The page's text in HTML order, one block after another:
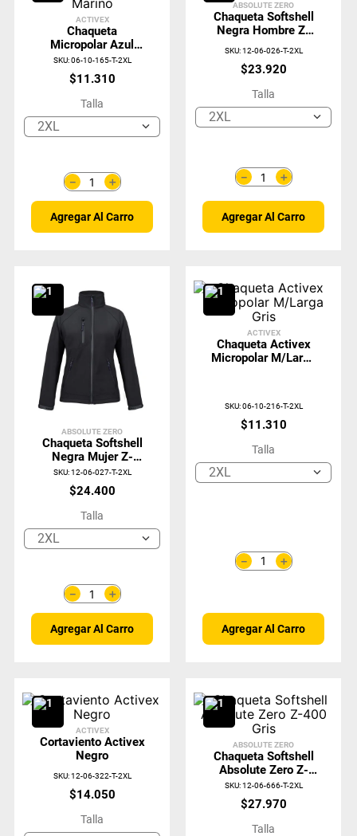
ACTIVEX
Chaqueta
Micropolar Azul
Marino
SKU:06-10-165-T-2XL
$11 .310
Talla
2XL
＋
－
Agregar Al Carro
ABSOLUTE ZERO
Chaqueta Softshell
Negra Hombre Z-
SKU:12-06-026-T-2XL
$23.920
Talla
2XL
＋
－
Agregar Al Carro
ABSOLUTE ZERO
Chaqueta Softshell
Negra Mujer Z-
1600
SKU:12-06-027-T-2XL
$24.400
Talla
2XL
＋
－
Agregar Al Carro
ACTIVEX
Chaqueta Activex
Micropolar M/Larga
SKU:06-10-216-T-2XL
$11 .310
Talla
2XL
＋
－
Agregar Al Carro
ACTIVEX
Cortaviento Activex
Negro
SKU:12-06-322-T-2XL
$14.050
Talla
ABSOLUTE ZERO
Chaqueta Softshell
Absolute Zero Z-
400 Gris
SKU:12-06-666-T-2XL
$27.970
Talla